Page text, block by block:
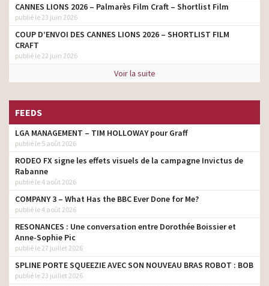
CANNES LIONS 2026 – Palmarès Film Craft – Shortlist Film
publié le 23 juin 2026
COUP D’ENVOI DES CANNES LIONS 2026 – SHORTLIST FILM
CRAFT
publié le 22 juin 2026
Voir la suite
FEEDS
LGA MANAGEMENT – TIM HOLLOWAY pour Graff
publié le 5 août 2026
RODEO FX signe les effets visuels de la campagne Invictus de
Rabanne
publié le 4 août 2026
COMPANY 3 – What Has the BBC Ever Done for Me?
publié le 4 août 2026
RESONANCES : Une conversation entre Dorothée Boissier et
Anne-Sophie Pic
publié le 27 juillet 2026
SPLINE PORTE SQUEEZIE AVEC SON NOUVEAU BRAS ROBOT : BOB
publié le 23 juillet 2026